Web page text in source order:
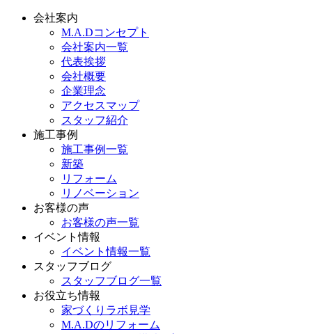
会社案内
M.A.Dコンセプト
会社案内一覧
代表挨拶
会社概要
企業理念
アクセスマップ
スタッフ紹介
施工事例
施工事例一覧
新築
リフォーム
リノベーション
お客様の声
お客様の声一覧
イベント情報
イベント情報一覧
スタッフブログ
スタッフブログ一覧
お役立ち情報
家づくりラボ見学
M.A.Dのリフォーム